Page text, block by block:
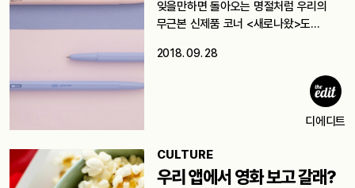
잊을만하면 돌아오는 명절처럼 우리의
무근본 신제품 코너 <새로나왔>도
2018. 09. 28
디에디트
CULTURE
우리 앱에서 영화 보고 갈래?